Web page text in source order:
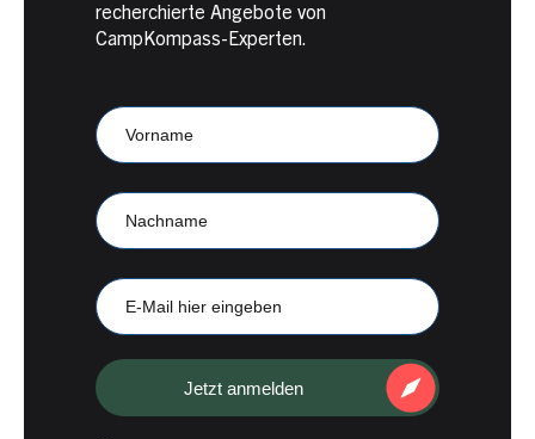
recherchierte Angebote von
CampKompass-Experten.
CampKompass
Vorname
Nachname
Mail
Jetzt anmelden